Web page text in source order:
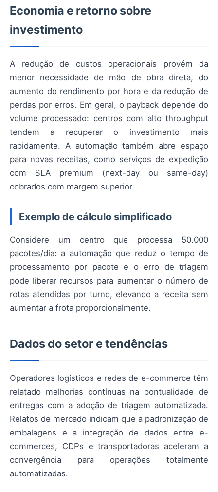
Economia e retorno sobre
investimento
A redução de custos operacionais provém da
menor necessidade de mão de obra direta, do
aumento do rendimento por hora e da redução de
perdas por erros. Em geral, o payback depende do
volume processado: centros com alto throughput
tendem a recuperar o investimento mais
rapidamente. A automação também abre espaço
para novas receitas, como serviços de expedição
com SLA premium (next-day ou same-day)
cobrados com margem superior.
Exemplo de cálculo simplificado
Considere um centro que processa 50.000
pacotes/dia: a automação que reduz o tempo de
processamento por pacote e o erro de triagem
pode liberar recursos para aumentar o número de
rotas atendidas por turno, elevando a receita sem
aumentar a frota proporcionalmente.
Dados do setor e tendências
Operadores logísticos e redes de e-commerce têm
relatado melhorias contínuas na pontualidade de
entregas com a adoção de triagem automatizada.
Relatos de mercado indicam que a padronização de
embalagens e a integração de dados entre e-
commerces, CDPs e transportadoras aceleram a
convergência para operações totalmente
automatizadas.